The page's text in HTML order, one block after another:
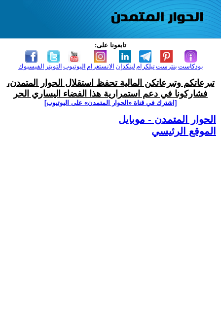
تابعونا على:
الفيسبوك التويتر اليوتيوب الانستغرام لينكدإن تيلكرامبنترست بودكاست
تبرعاتكم وتبرعاتكن المالية تحفظ استقلال الحوار المتمدن،
فشاركونا في دعم استمرارية هذا الفضاء اليساري الحر
[اشترك في قناة ‫«الحوار المتمدن» على اليوتيوب]
الحوار المتمدن - موبايل
الموقع الرئيسي